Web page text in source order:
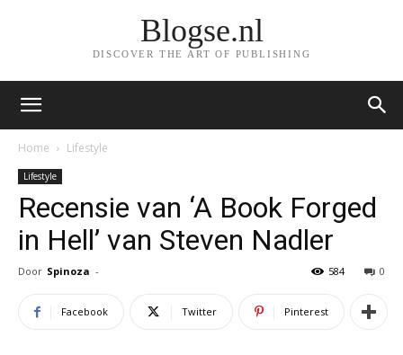
Blogse.nl
DISCOVER THE ART OF PUBLISHING
Home Lifestyle
Lifestyle
Recensie van ‘A Book Forged
in Hell’ van Steven Nadler
Door Spinoza - 0
584
Facebook Twitter Pinterest